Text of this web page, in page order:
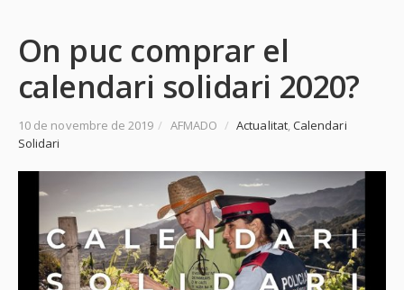
On puc comprar el
calendari solidari 2020?
10 de novembre de 2019 / AFMADO / Actualitat,Calendari
Solidari